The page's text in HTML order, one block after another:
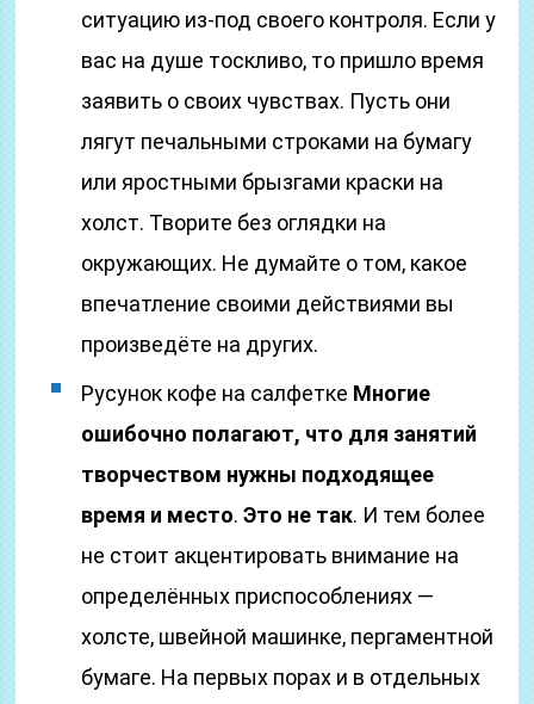
ситуацию из-под своего контроля. Если у
вас на душе тоскливо, то пришло время
заявить о своих чувствах. Пусть они
лягут печальными строками на бумагу
или яростными брызгами краски на
холст. Творите без оглядки на
окружающих. Не думайте о том, какое
впечатление своими действиями вы
произведёте на других.
Русунок кофе на салфетке Многие
ошибочно полагают, что для занятий
творчеством нужны подходящее
время и место.Это не так. И тем более
не стоит акцентировать внимание на
определённых приспособлениях —
холсте, швейной машинке, пергаментной
бумаге. На первых порах и в отдельных